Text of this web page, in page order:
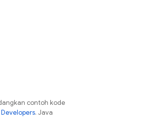
contoh kode
. Java